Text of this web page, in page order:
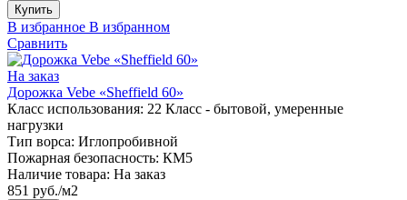
Купить
В избранное В избранном
Сравнить
На заказ
Дорожка Vebe «Sheffield 60»
Класс использования: 22 Класс - бытовой, умеренные
нагрузки
Тип ворса: Иглопробивной
Пожарная безопасность: КМ5
Наличие товара: На заказ
851 руб./м2